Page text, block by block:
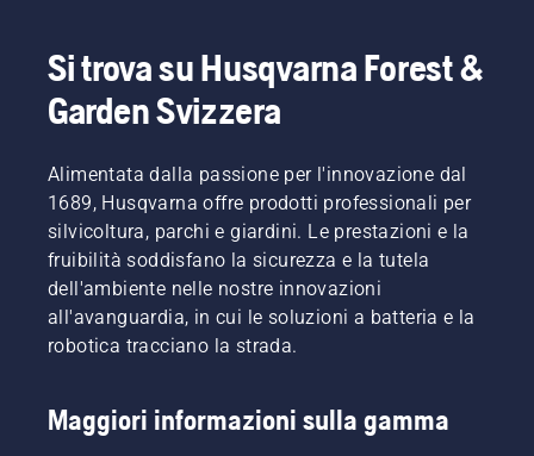
Si trova su Husqvarna Forest &
Garden Svizzera
Alimentata dalla passione per l'innovazione dal
1689, Husqvarna offre prodotti professionali per
silvicoltura, parchi e giardini. Le prestazioni e la
fruibilità soddisfano la sicurezza e la tutela
dell'ambiente nelle nostre innovazioni
all'avanguardia, in cui le soluzioni a batteria e la
robotica tracciano la strada.
Maggiori informazioni sulla gamma